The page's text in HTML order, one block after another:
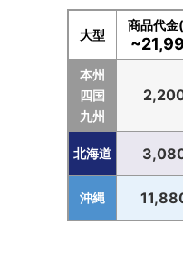
大型
商品代金
本州
四国
九州
北海道
沖縄